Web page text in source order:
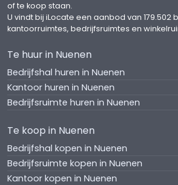
of te koop staan.
U vindt bij iLocate een aanbod van 179.502
kantoorruimtes, bedrijfsruimtes en
Te huur in Nuenen
Bedrijfshal huren in Nuenen
Kantoor huren in Nuenen
Bedrijfsruimte huren in Nuenen
Te koop in Nuenen
Bedrijfshal kopen in Nuenen
Bedrijfsruimte kopen in Nuenen
Kantoor kopen in Nuenen